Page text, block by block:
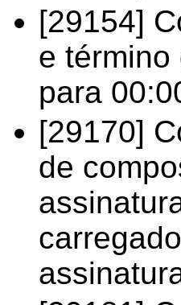
[29154]
e
para
[29170]
de